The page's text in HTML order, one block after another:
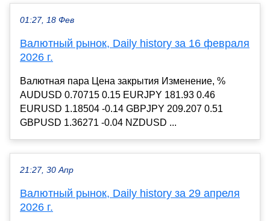
01:27, 18 Фев
Валютный рынок, Daily history за 16 февраля
2026 г.
Валютная пара Цена закрытия Изменение, %
AUDUSD 0.70715 0.15 EURJPY 181.93 0.46
EURUSD 1.18504 -0.14 GBPJPY 209.207 0.51
GBPUSD 1.36271 -0.04 NZDUSD ...
21:27, 30 Апр
Валютный рынок, Daily history за 29 апреля
2026 г.